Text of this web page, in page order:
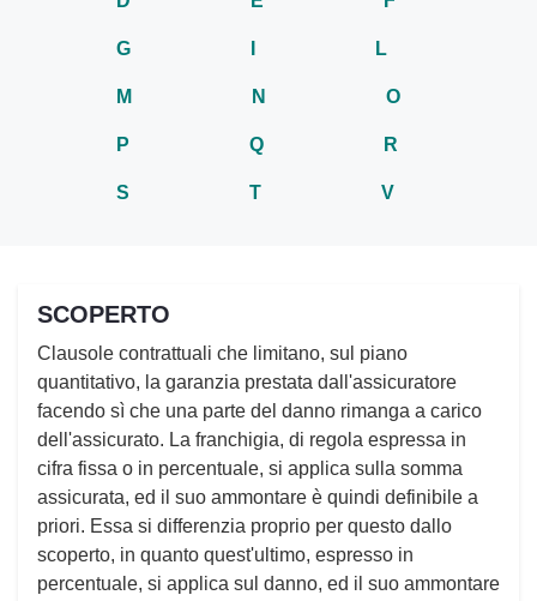
G L
M N O
P Q R
S T V
SCOPERTO
Clausole contrattuali che limitano, sul piano
quantitativo, la garanzia prestata dall'assicuratore
facendo sì che una parte del danno rimanga a carico
dell'assicurato. La franchigia, di regola espressa in
cifra fissa o in percentuale, si applica sulla somma
assicurata, ed il suo ammontare è quindi definibile a
priori. Essa si differenzia proprio per questo dallo
scoperto, in quanto quest'ultimo, espresso in
percentuale, si applica sul danno, ed il suo ammontare